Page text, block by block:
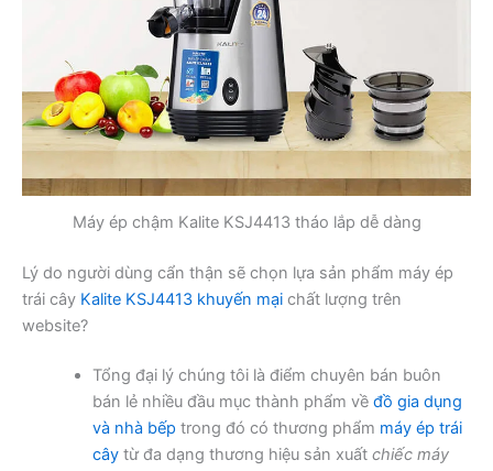
Máy ép chậm Kalite KSJ4413 tháo lắp dễ dàng
Lý do người dùng cẩn thận sẽ chọn lựa sản phẩm máy ép
trái cây Kalite KSJ4413 khuyến mại chất lượng trên
website?
Tổng đại lý chúng tôi là điểm chuyên bán buôn
bán lẻ nhiều đầu mục thành phẩm về đồ gia dụng
và nhà bếp trong đó có thương phẩm máy ép trái
câytừ đa dạng thương hiệu sản xuất chiếc máy